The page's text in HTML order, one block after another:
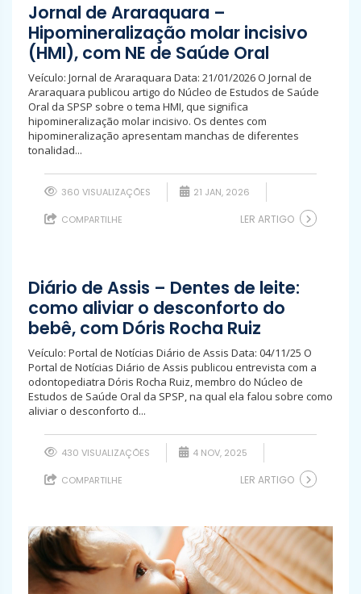
Jornal de Araraquara –
Hipomineralização molar incisivo
(HMI), com NE de Saúde Oral
Veículo: Jornal de Araraquara Data: 21/01/2026 O Jornal de
Araraquara publicou artigo do Núcleo de Estudos de Saúde
Oral da SPSP sobre o tema HMI, que significa
hipomineralização molar incisivo. Os dentes com
hipomineralização apresentam manchas de diferentes
tonalidad...
360 VISUALIZAÇÕES 21 JAN, 2026
COMPARTILHE LER ARTIGO
Diário de Assis – Dentes de leite:
como aliviar o desconforto do
bebê, com Dóris Rocha Ruiz
Veículo: Portal de Notícias Diário de Assis Data: 04/11/25 O
Portal de Notícias Diário de Assis publicou entrevista com a
odontopediatra Dóris Rocha Ruiz, membro do Núcleo de
Estudos de Saúde Oral da SPSP, na qual ela falou sobre como
aliviar o desconforto d...
430 VISUALIZAÇÕES 4 NOV, 2025
COMPARTILHE LER ARTIGO